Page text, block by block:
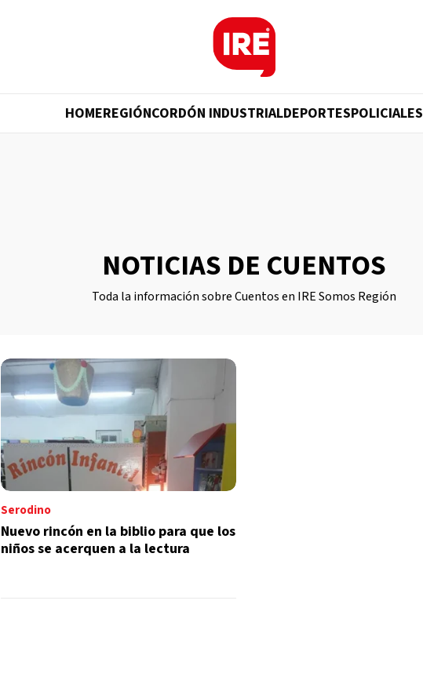
HOMEREGIÓNCORDÓN INDUSTRIALDEPORTESPOLICIALES
NOTICIAS DE CUENTOS
Toda la información sobre Cuentos en IRE Somos Región
Serodino
Nuevo rincón en la biblio para que los
niños se acerquen a la lectura